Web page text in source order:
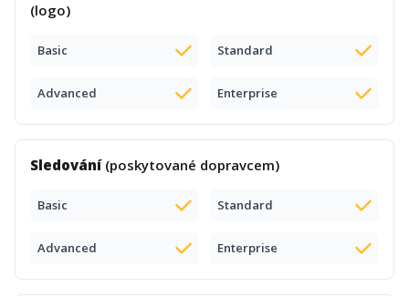
(logo)
Basic Standard
Advanced Enterprise
Sledování(poskytované dopravcem)
Basic Standard
Advanced Enterprise